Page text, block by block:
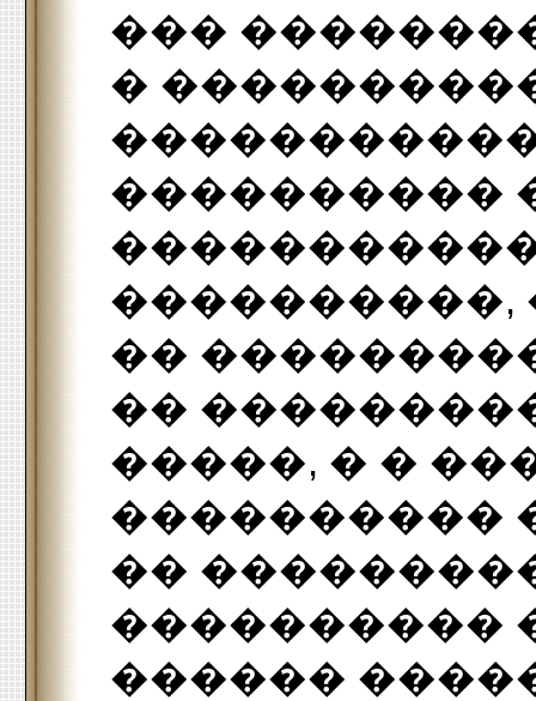
���
�
����������
����������,
��
��
�����, � �
����������
��
����������
������